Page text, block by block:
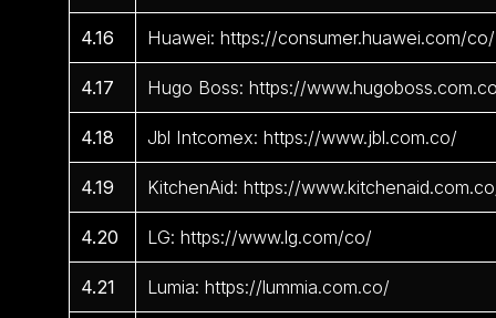
4.16 Huawei: https://consumer.huawei.com/co/
4.17 Hugo Boss: https://
4.18 Jbl Intcomex: https://www.jbl.com.co/
4.19 KitchenAid: https://
4.20 LG: https://www.lg.com/co/
4.21 Lumia: https://lummia.com.co/